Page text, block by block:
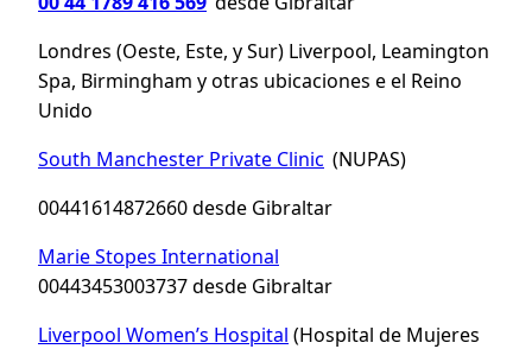
Londres (Oeste, Este, y Sur) Liverpool, Leamington
Spa, Birmingham y otras ubicaciones e el Reino
Unido
South Manchester Private Clinic (NUPAS)
00441614872660 desde Gibraltar
Marie Stopes International
00443453003737 desde Gibraltar
Liverpool Women’s Hospital (Hospital de Mujeres